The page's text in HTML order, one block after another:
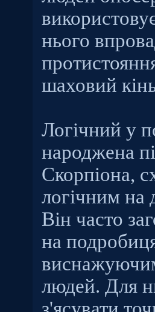
нього
шаховий
Логічний у
народжена
Скорпіона,
логічним на
Він часто
на
людей. Для